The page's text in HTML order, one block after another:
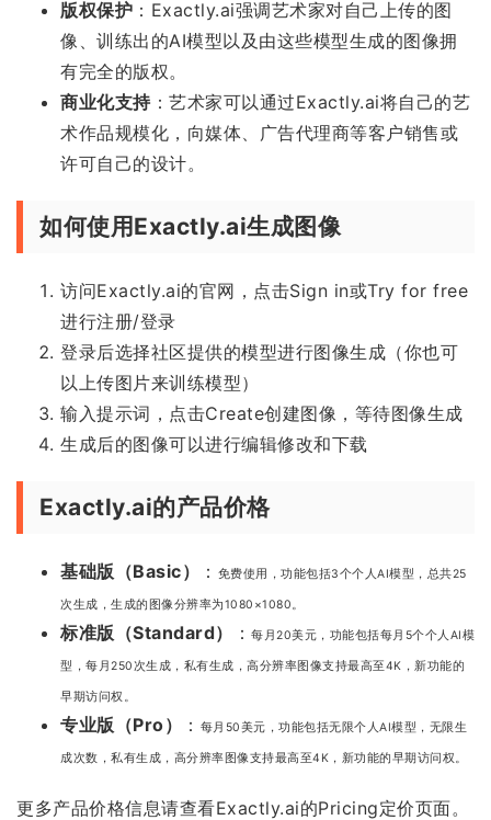
版权保护 ：Exactly.ai强调艺术家对自己上传的图
像、训练出的AI模型以及由这些模型生成的图像拥
有完全的版权。
商业化支持：艺术家可以通过Exactly.ai将自己的艺
术作品规模化，向媒体、广告代理商等客户销售或
许可自己的设计。
如何使用Exactly.ai生成图像
访问Exactly.ai的官网，点击Sign in或Try for free
进行注册/登录
登录后选择社区提供的模型进行图像生成（你也可
以上传图片来训练模型）
输入提示词，点击Create创建图像，等待图像生成
生成后的图像可以进行编辑修改和下载
Exactly.ai的产品价格
基础版（Basic） ： 免费使用， 功能包括3个个人AI模型，总共25
次生成，生成的图像分辨率为1080×1080。
标准版（Standard） ： 每月20美元， 功能包括每月5个个人AI模
型，每月250次生成，私有生成，高分辨率图像支持最高至4K，新功能的
早期访问权。
专业版（Pro） ： 每月50美元， 功能包括无限个人AI模型，无限生
成次数，私有生成，高分辨率图像支持最高至4K，新功能的早期访问权。
更多产品价格信息请查看Exactly.ai的Pricing定价页面。